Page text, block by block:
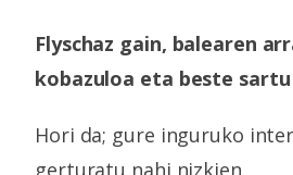
Flyschaz gain, balearen
kobazuloa eta beste
Hori da; gure inguruko
gerturatu nahi nizkien.